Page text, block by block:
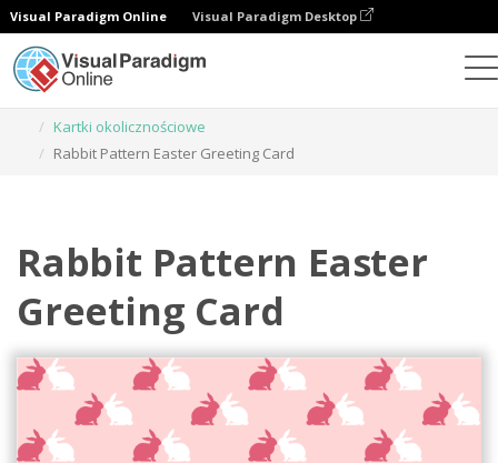
Visual Paradigm Online Visual Paradigm Desktop
Kartki okolicznościowe
Rabbit Pattern Easter Greeting Card
Rabbit Pattern Easter
Greeting Card